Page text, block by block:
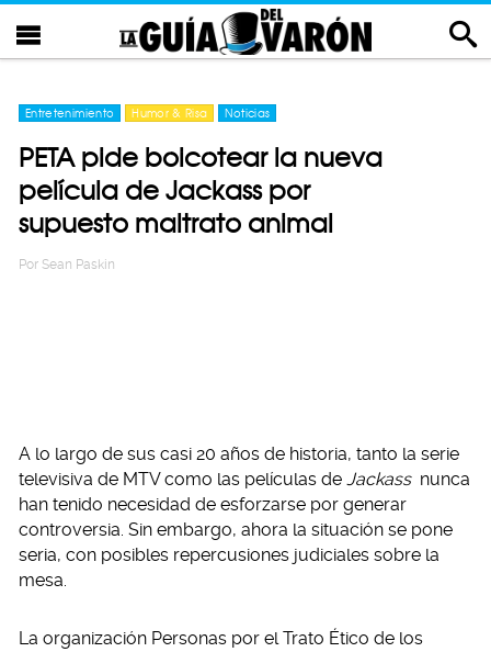
Entretenimiento Humor & Risa Noticias
PETA pide boicotear la nueva
película de Jackass por
supuesto maltrato animal
Por Sean Paskin
A lo largo de sus casi 20 años de historia, tanto la serie
televisiva de MTV como las películas de Jackass nunca
han tenido necesidad de esforzarse por generar
controversia. Sin embargo, ahora la situación se pone
seria, con posibles repercusiones judiciales sobre la
mesa.
La organización Personas por el Trato Ético de los